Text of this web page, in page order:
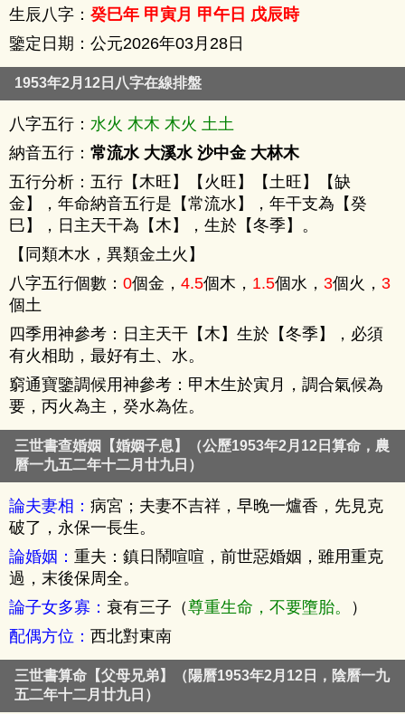
生辰八字： 癸巳年 甲寅月 甲午日 戊辰時
鑒定日期：公元2026年03月28日
1953年2月12日八字在線排盤
八字五行： 水火 木木 木火 土土
納音五行： 常流水 大溪水 沙中金 大林木
五行分析：五行【木旺】【 火旺】【 土旺】【缺
金】，年命納音五行是【常流水】，年干支為【癸
巳】，日主天干為【木】，生於【冬季】。
【同類木水，異類金土火】
八字五行個數： 0個金， 4.5個木， 1.5個水， 3個火， 3
個土
四季用神參考：日主天干【木】生於【冬季】，必須
有火相助，最好有土、水。
窮通寶鑒調候用神參考：甲木生於寅月，調合氣候為
要，丙火為主，癸水為佐。
三世書查婚姻【婚姻子息】（公歷1953年2月12日算命，農
曆一九五二年十二月廿九日）
論夫妻相： 病宮；夫妻不吉祥，早晚一爐香，先見克
破了，永保一長生。
論婚姻： 重夫：鎮日鬧喧喧，前世惡婚姻，雖用重克
過，末後保周全。
論子女多寡： 衰有三子（尊重生命，不要墮胎。
）
配偶方位： 西北對東南
三世書算命【父母兄弟】（陽曆1953年2月12日，陰曆一九
五二年十二月廿九日）